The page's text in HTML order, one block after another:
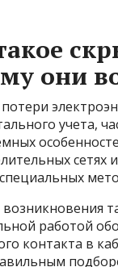
они
учета,
работой
контакта в